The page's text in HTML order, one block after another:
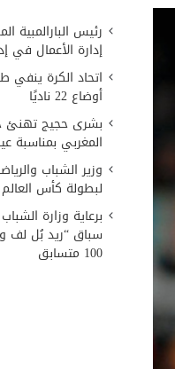
رئيس البارالمبية
إدارة الأعمال في
اتحاد الكرة ينفي
أوضاع 22 ناديًا
بشرى حجيج تهنئ
المغربي بمناسبة
وزير الشباب
لبطولة كأس العالم
برعاية وزارة
سباق “ريد بُل لف
100 متسابق